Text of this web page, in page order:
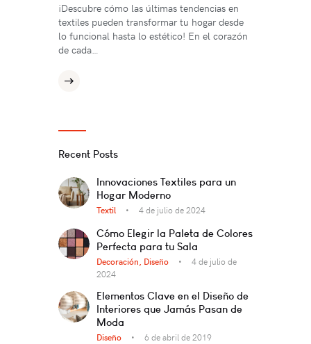
¡Descubre cómo las últimas tendencias en
textiles pueden transformar tu hogar desde
lo funcional hasta lo estético! En el corazón
de cada…
Recent Posts
Innovaciones Textiles para un
Hogar Moderno
Textil 4 de julio de 2024
Cómo Elegir la Paleta de Colores
Perfecta para tu Sala
Decoración, Diseño
4 de julio de
2024
Elementos Clave en el Diseño de
Interiores que Jamás Pasan de
Moda
Diseño 6 de abril de 2019